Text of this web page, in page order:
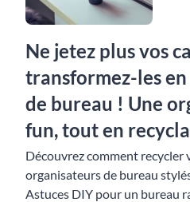
Ne jetez plus vos
transformez-les
de bureau ! Une
fun, tout en
Découvrez comment recycler
organisateurs de bureau
Astuces DIY pour un bureau